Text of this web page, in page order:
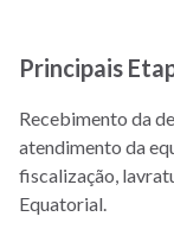
Principais
Recebimento da
atendimento da
fiscalização,
Equatorial.